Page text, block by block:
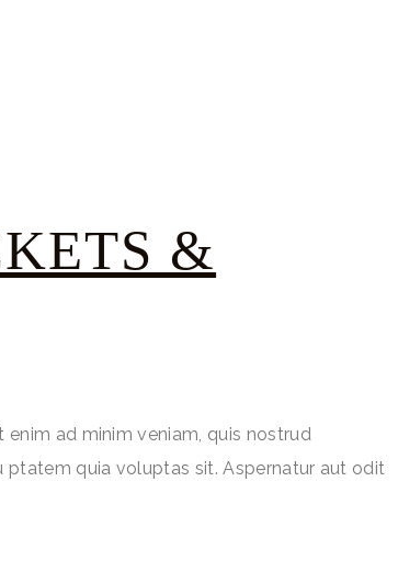
&
ad minim veniam, quis nostrud
quia voluptas sit. Aspernatur aut odit